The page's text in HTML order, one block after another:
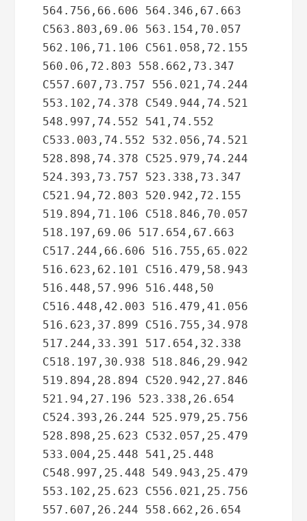
564.756,66.606 564.346,67.663
C563.803,69.06 563.154,70.057
562.106,71.106 C561.058,72.155
560.06,72.803 558.662,73.347
C557.607,73.757 556.021,74.244
553.102,74.378 C549.944,74.521
548.997,74.552 541,74.552
C533.003,74.552 532.056,74.521
528.898,74.378 C525.979,74.244
524.393,73.757 523.338,73.347
C521.94,72.803 520.942,72.155
519.894,71.106 C518.846,70.057
518.197,69.06 517.654,67.663
C517.244,66.606 516.755,65.022
516.623,62.101 C516.479,58.943
516.448,57.996 516.448,50
C516.448,42.003 516.479,41.056
516.623,37.899 C516.755,34.978
517.244,33.391 517.654,32.338
C518.197,30.938 518.846,29.942
519.894,28.894 C520.942,27.846
521.94,27.196 523.338,26.654
C524.393,26.244 525.979,25.756
528.898,25.623 C532.057,25.479
533.004,25.448 541,25.448
C548.997,25.448 549.943,25.479
553.102,25.623 C556.021,25.756
557.607,26.244 558.662,26.654